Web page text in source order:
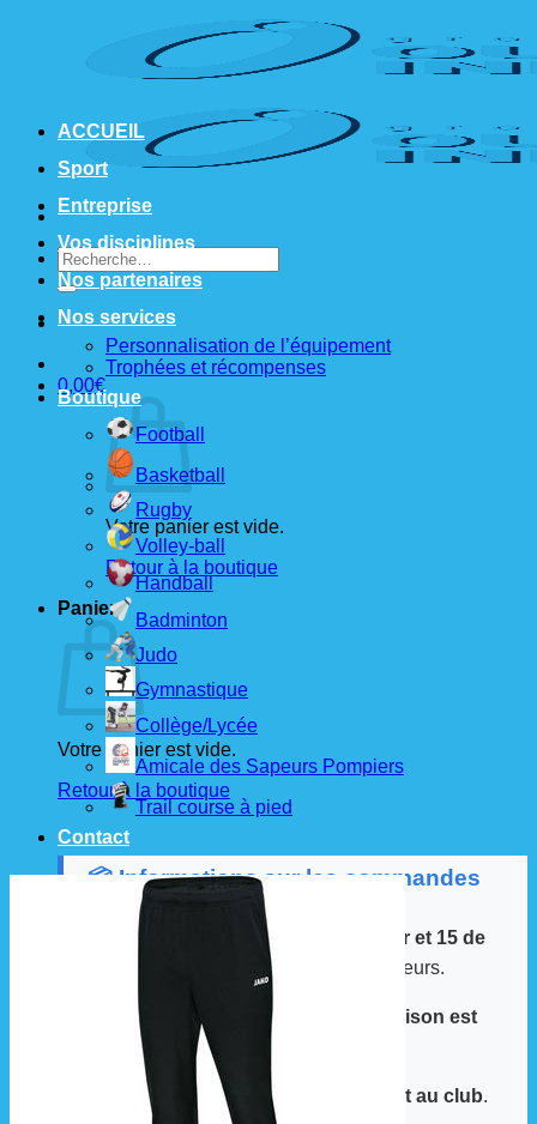
Recherche
pour :
0,00€
Votre panier est vide.
Retour à la boutique
Panier
Votre panier est vide.
Retour à la boutique
📦 Informations sur les commandes
Les commandes sont passées
les 1er et 15 de
auprès de nos fournisseurs.
À partir de ces dates, le
délai de livraison est
d'environ 3 semaines
La livraison est effectuée directement au club.
ACCUEIL
Sport
Entreprise
Vos disciplines
Nos partenaires
Nos services
Personnalisation de l’équipement
Trophées et récompenses
Boutique
Football
Basketball
Rugby
Volley-ball
Handball
Badminton
Judo
Gymnastique
Collège/Lycée
Amicale des Sapeurs Pompiers
Trail course à pied
Contact